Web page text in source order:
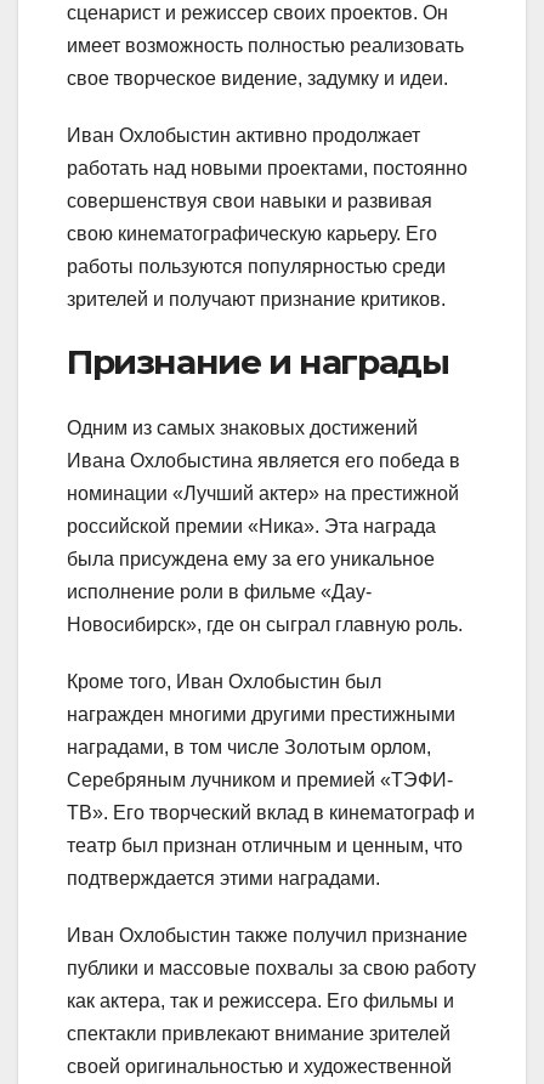
сценарист и режиссер своих проектов. Он
имеет возможность полностью реализовать
свое творческое видение, задумку и идеи.
Иван Охлобыстин активно продолжает
работать над новыми проектами, постоянно
совершенствуя свои навыки и развивая
свою кинематографическую карьеру. Его
работы пользуются популярностью среди
зрителей и получают признание критиков.
Признание и награды
Одним из самых знаковых достижений
Ивана Охлобыстина является его победа в
номинации «Лучший актер» на престижной
российской премии «Ника». Эта награда
была присуждена ему за его уникальное
исполнение роли в фильме «Дау-
Новосибирск», где он сыграл главную роль.
Кроме того, Иван Охлобыстин был
награжден многими другими престижными
наградами, в том числе Золотым орлом,
Серебряным лучником и премией «ТЭФИ-
ТВ». Его творческий вклад в кинематограф и
театр был признан отличным и ценным, что
подтверждается этими наградами.
Иван Охлобыстин также получил признание
публики и массовые похвалы за свою работу
как актера, так и режиссера. Его фильмы и
спектакли привлекают внимание зрителей
своей оригинальностью и художественной